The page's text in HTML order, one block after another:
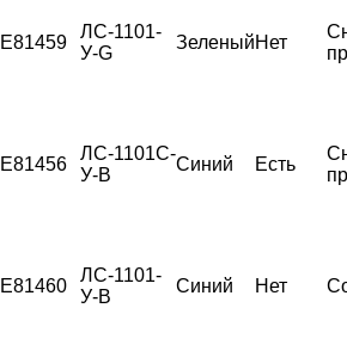
E81459
ЛС-1101-
У-G
ЗеленыйНет
E81456
ЛС-1101С-
У-B
Синий Есть
E81460
ЛС-1101-
У-B
Синий Нет